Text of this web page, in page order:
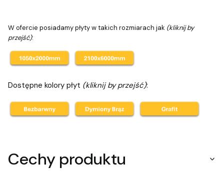
W ofercie posiadamy płyty w takich rozmiarach jak (kliknij by
przejść):
Dostępne kolory płyt (kliknij by przejść):
Cechy produktu